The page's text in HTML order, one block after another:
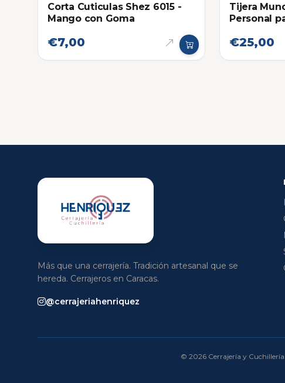
Corta Cuticulas Shez 6015 -
Mango con Goma
€7,00
Tijera
Personal
€25,00
Más que una cerrajería. Tradición artesanal que se
hereda. Cerrajeros en Caracas.
@cerrajeriahenriquez
© 2026 Cerrajería y Cuchillería